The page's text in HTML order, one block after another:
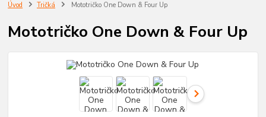
Úvod Tričká Mototričko One Down & Four Up
Mototričko One Down & Four Up